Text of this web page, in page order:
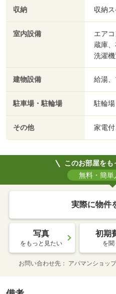
収納 収納
室内設備
エア
蔵庫
洗濯
建物設備 給湯
駐車場・駐輪場 駐輪場
その他 家電付
このお部屋をも
無料・簡単
実際に物件
写真
をもっと見たい
初期
を聞
お問い合わせ先 アパマンショッ